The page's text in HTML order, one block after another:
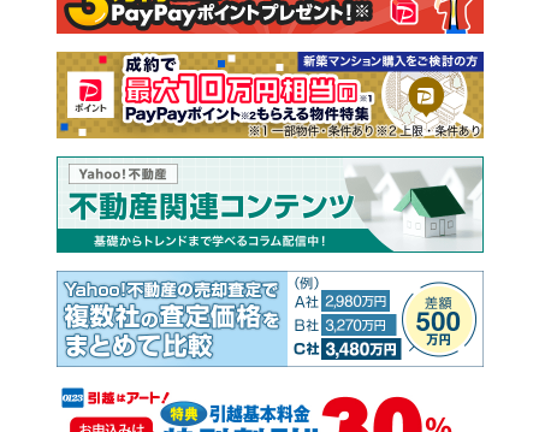
売却査定